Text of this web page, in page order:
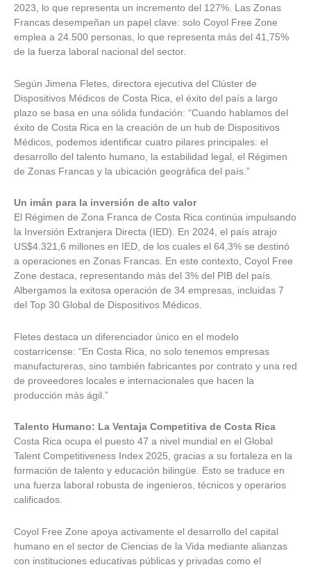
2023, lo que representa un incremento del 127%. Las Zonas
Francas desempeñan un papel clave: solo Coyol Free Zone
emplea a 24.500 personas, lo que representa más del 41,75%
de la fuerza laboral nacional del sector.
Según Jimena Fletes, directora ejecutiva del Clúster de
Dispositivos Médicos de Costa Rica, el éxito del país a largo
plazo se basa en una sólida fundación: “Cuando hablamos del
éxito de Costa Rica en la creación de un hub de Dispositivos
Médicos, podemos identificar cuatro pilares principales: el
desarrollo del talento humano, la estabilidad legal, el Régimen
de Zonas Francas y la ubicación geográfica del país.”
Un imán para la inversión de alto valor
El Régimen de Zona Franca de Costa Rica continúa impulsando
la Inversión Extranjera Directa (IED). En 2024, el país atrajo
US$4.321,6 millones en IED, de los cuales el 64,3% se destinó
a operaciones en Zonas Francas. En este contexto, Coyol Free
Zone destaca, representando más del 3% del PIB del país.
Albergamos la exitosa operación de 34 empresas, incluidas 7
del Top 30 Global de Dispositivos Médicos.
Fletes destaca un diferenciador único en el modelo
costarricense: “En Costa Rica, no solo tenemos empresas
manufactureras, sino también fabricantes por contrato y una red
de proveedores locales e internacionales que hacen la
producción más ágil.”
Talento Humano: La Ventaja Competitiva de Costa Rica
Costa Rica ocupa el puesto 47 a nivel mundial en el Global
Talent Competitiveness Index 2025, gracias a su fortaleza en la
formación de talento y educación bilingüe. Esto se traduce en
una fuerza laboral robusta de ingenieros, técnicos y operarios
calificados.
Coyol Free Zone apoya activamente el desarrollo del capital
humano en el sector de Ciencias de la Vida mediante alianzas
con instituciones educativas públicas y privadas como el